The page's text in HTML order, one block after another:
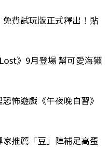
費試玩版正式釋出！貼
》9月登場 幫可愛海獺
怖遊戲《午夜晚自習》
推薦「豆」陣補足高蛋